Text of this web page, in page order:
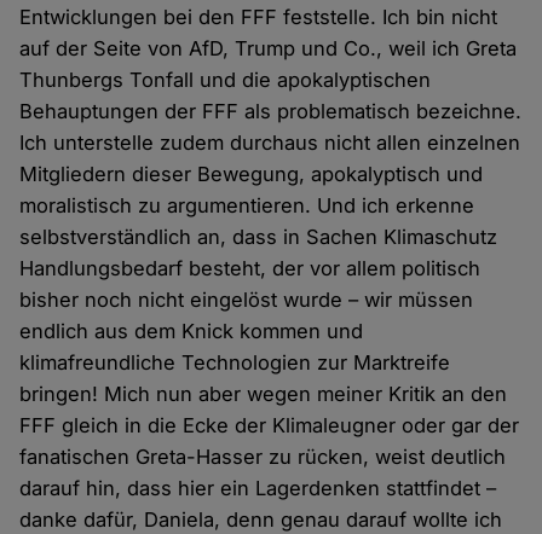
Entwicklungen bei den FFF feststelle. Ich bin nicht
auf der Seite von AfD, Trump und Co., weil ich Greta
Thunbergs Tonfall und die apokalyptischen
Behauptungen der FFF als problematisch bezeichne.
Ich unterstelle zudem durchaus nicht allen einzelnen
Mitgliedern dieser Bewegung, apokalyptisch und
moralistisch zu argumentieren. Und ich erkenne
selbstverständlich an, dass in Sachen Klimaschutz
Handlungsbedarf besteht, der vor allem politisch
bisher noch nicht eingelöst wurde – wir müssen
endlich aus dem Knick kommen und
klimafreundliche Technologien zur Marktreife
bringen! Mich nun aber wegen meiner Kritik an den
FFF gleich in die Ecke der Klimaleugner oder gar der
fanatischen Greta-Hasser zu rücken, weist deutlich
darauf hin, dass hier ein Lagerdenken stattfindet –
danke dafür, Daniela, denn genau darauf wollte ich